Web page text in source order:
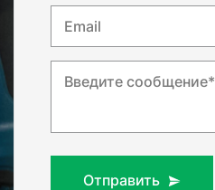
Email
Введите сообщение*
Отправить